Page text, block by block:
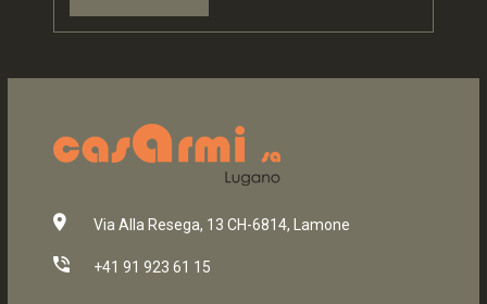
Via Alla Resega, 13 CH-6814, Lamone
+41 91 923 61 15